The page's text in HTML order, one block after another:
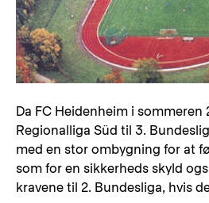
Da FC Heidenheim i sommeren
Regionalliga Süd til 3.
med en stor ombygning for at
som for en sikkerheds skyld
kravene til 2. Bundesliga, hvis